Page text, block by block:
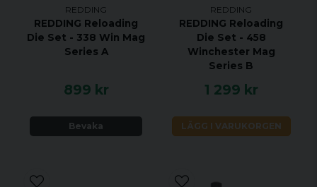
REDDING
REDDING Reloading
Die Set - 338 Win Mag
Series A
899 kr
Bevaka
REDDING
REDDING Reloading
Die Set - 458
Winchester Mag
Series B
1 299 kr
LÄGG I VARUKORGEN